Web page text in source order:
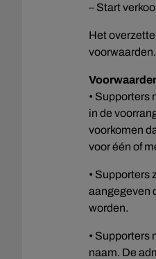
– Start
Het
• Supporters
in de
voorkomen
voor één of
• Supporters
aangegeven
worden.
• Supporters
naam. De